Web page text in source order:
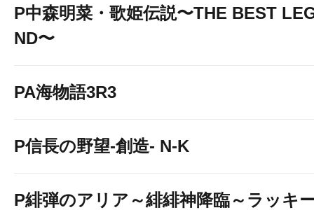
P中森明菜・歌姫伝説〜THE BEST
ND〜
PA海物語3R3
P信長の野望-創造- N-K
P緋弾のアリア～緋緋神降臨～ラッキ